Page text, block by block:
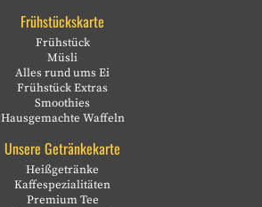
Frühstückskarte
Frühstück
Müsli
Alles rund ums Ei
Frühstück Extras
Smoothies
Hausgemachte Waffeln
Unsere Getränkekarte
Heißgetränke
Kaffespezialitäten
Premium Tee